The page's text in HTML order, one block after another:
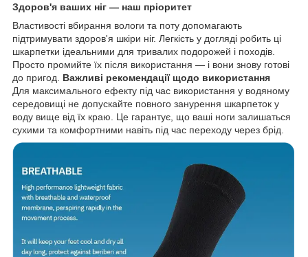
Здоров'я ваших ніг — наш пріоритет
Властивості вбирання вологи та поту допомагають
підтримувати здоров'я шкіри ніг. Легкість у догляді робить ці
шкарпетки ідеальними для тривалих подорожей і походів.
Просто промийте їх після використання — і вони знову готові
до пригод. Важливі рекомендації щодо використання
Для максимального ефекту під час використання у водяному
середовищі не допускайте повного занурення шкарпеток у
воду вище від їх краю. Це гарантує, що ваші ноги залишаться
сухими та комфортними навіть під час переходу через брід.